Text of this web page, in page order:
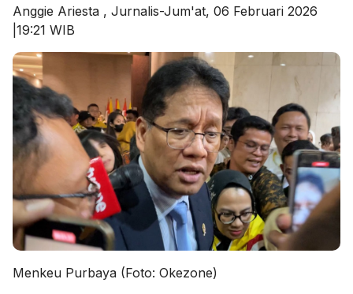
Anggie Ariesta , Jurnalis-Jum'at, 06 Februari 2026
|19:21 WIB
Menkeu Purbaya (Foto: Okezone)